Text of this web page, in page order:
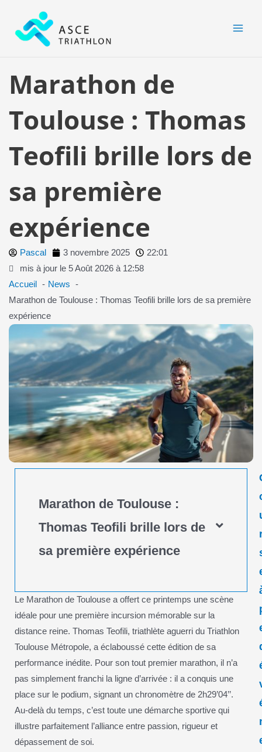
contenu
Marathon de
Toulouse : Thomas
Teofili brille lors de
sa première
expérience
Pascal 3 novembre 2025
22:01
mis à jour le 5 Août 2026 à 12:58
Accueil
News
Marathon de Toulouse : Thomas Teofili brille lors de sa première
expérience
Marathon de Toulouse :
Thomas Teofili brille lors de
sa première expérience
Le Marathon de Toulouse a offert ce printemps une scène
idéale pour une première incursion mémorable sur la
distance reine. Thomas Teofili, triathlète aguerri du Triathlon
Toulouse Métropole, a éclaboussé cette édition de sa
performance inédite. Pour son tout premier marathon, il n’a
pas simplement franchi la ligne d’arrivée : il a conquis une
place sur le podium, signant un chronomètre de 2h29’04’’.
Au-delà du temps, c’est toute une démarche sportive qui
illustre parfaitement l’alliance entre passion, rigueur et
dépassement de soi.